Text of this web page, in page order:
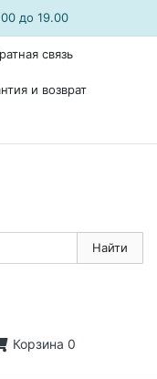
до 19.00
связь
и возврат
Найти
Корзина 0